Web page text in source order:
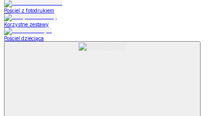
Pościel z fotodrukiem
Korzystne zestawy
Pościel dziecięca